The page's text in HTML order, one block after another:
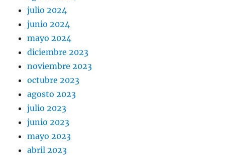
julio 2024
junio 2024
mayo 2024
diciembre 2023
noviembre 2023
octubre 2023
agosto 2023
julio 2023
junio 2023
mayo 2023
abril 2023